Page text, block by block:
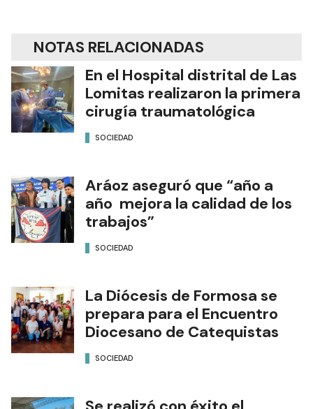
NOTAS RELACIONADAS
En el Hospital distrital de Las
Lomitas realizaron la primera
cirugía traumatológica
SOCIEDAD
Aráoz aseguró que “año a
año mejora la calidad de los
trabajos”
SOCIEDAD
La Diócesis de Formosa se
prepara para el Encuentro
Diocesano de Catequistas
SOCIEDAD